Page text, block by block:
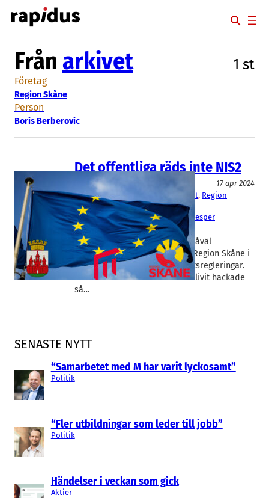
Hoppa
till
SENASTE NYTT
“Samarbetet med M har varit lyckosamt”
Politik
“Fler utbildningar som leder till jobb”
Politik
Händelser i veckan som gick
Aktier
Från arkivet 1 st
Företag
Region Skåne
Person
Boris Berberovic
Det offentliga räds inte NIS2
Myndighet/Organisation
17 apr 2024
Lunds kommun
Malmö universitet, Region
Skåne
Boris Berberovic, DAvid Bogaeus
Jesper
Wokander
I EU-direktivet NIS2 omfattas såväl
kommuner som lärosäten och Region Skåne i
sin helhet av nya cybersäkehetsregleringar.
Trots att flera kommuner har blivit hackade
så…